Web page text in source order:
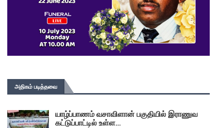
அதிகம் படித்தவை
யாழ்ப்பாணம் வசாவிளான் பகுதியில் இராணுவ
கட்டுப்பாட்டில் உள்ள…